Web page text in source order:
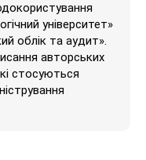
університет»
облік та аудит».
авторських
стосуються